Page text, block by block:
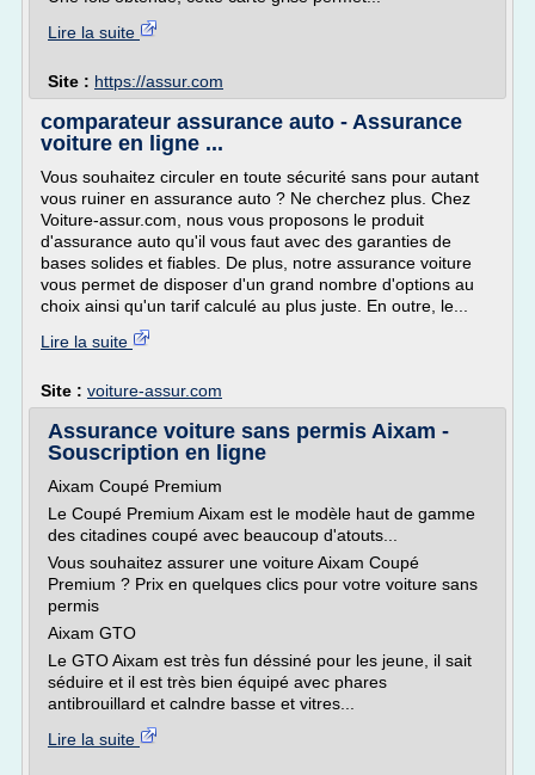
Lire la suite
Site : https://assur.com
comparateur assurance auto - Assurance
voiture en ligne ...
Vous souhaitez circuler en toute sécurité sans pour autant
vous ruiner en assurance auto ? Ne cherchez plus. Chez
Voiture-assur.com, nous vous proposons le produit
d'assurance auto qu'il vous faut avec des garanties de
bases solides et fiables. De plus, notre assurance voiture
vous permet de disposer d'un grand nombre d'options au
choix ainsi qu'un tarif calculé au plus juste. En outre, le...
Lire la suite
Site : voiture-assur.com
Assurance voiture sans permis Aixam -
Souscription en ligne
Aixam Coupé Premium
Le Coupé Premium Aixam est le modèle haut de gamme
des citadines coupé avec beaucoup d'atouts...
Vous souhaitez assurer une voiture Aixam Coupé
Premium ? Prix en quelques clics pour votre voiture sans
permis
Aixam GTO
Le GTO Aixam est très fun déssiné pour les jeune, il sait
séduire et il est très bien équipé avec phares
antibrouillard et calndre basse et vitres...
Lire la suite